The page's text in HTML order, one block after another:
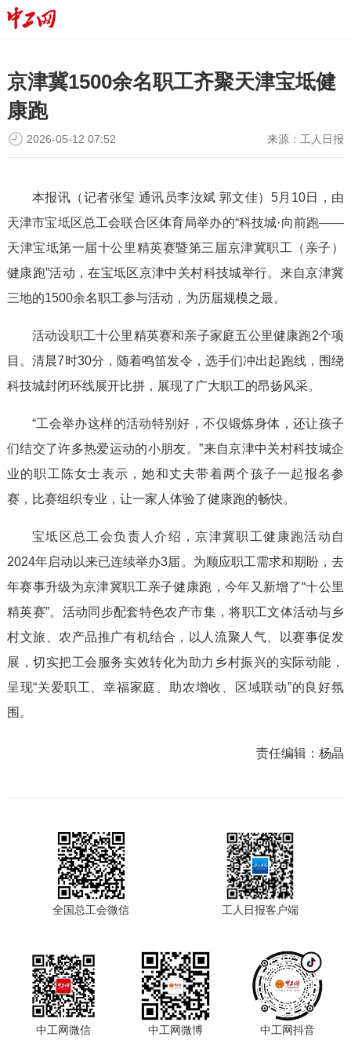
京津冀1500余名职工齐聚天津宝坻健
康跑
来源： 工人日报
2026-05-12 07:52
本报讯（记者张玺 通讯员李汝斌 郭文佳）5月10日，由
天津市宝坻区总工会联合区体育局举办的“科技城·向前跑——
天津宝坻第一届十公里精英赛暨第三届京津冀职工（亲子）
健康跑”活动，在宝坻区京津中关村科技城举行。来自京津冀
三地的1500余名职工参与活动，为历届规模之最。
活动设职工十公里精英赛和亲子家庭五公里健康跑2个项
目。清晨7时30分，随着鸣笛发令，选手们冲出起跑线，围绕
科技城封闭环线展开比拼，展现了广大职工的昂扬风采。
“工会举办这样的活动特别好，不仅锻炼身体，还让孩子
们结交了许多热爱运动的小朋友。”来自京津中关村科技城企
业的职工陈女士表示，她和丈夫带着两个孩子一起报名参
赛，比赛组织专业，让一家人体验了健康跑的畅快。
宝坻区总工会负责人介绍，京津冀职工健康跑活动自
2024年启动以来已连续举办3届。为顺应职工需求和期盼，去
年赛事升级为京津冀职工亲子健康跑，今年又新增了“十公里
精英赛”。活动同步配套特色农产市集，将职工文体活动与乡
村文旅、农产品推广有机结合，以人流聚人气、以赛事促发
展，切实把工会服务实效转化为助力乡村振兴的实际动能，
呈现“关爱职工、幸福家庭、助农增收、区域联动”的良好氛
围。
责任编辑：杨晶
全国总工会微信 工人日报客户端
中工网微信 中工网微博 中工网抖音